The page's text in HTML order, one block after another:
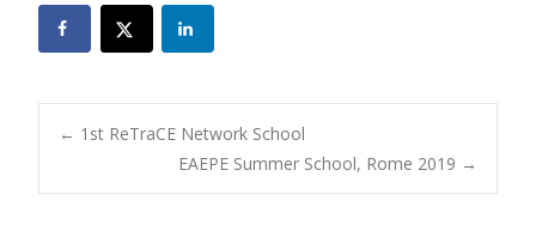
Post
← 1st ReTraCE Network School
EAEPE Summer School, Rome 2019 →